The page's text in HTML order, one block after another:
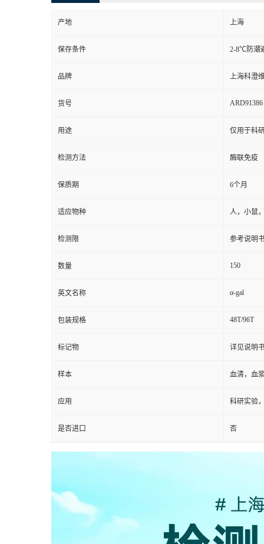
产地 上海
保存条件 2-8℃防潮
品牌 上海科澄
货号 ARD91386
用途 仅用于科
检测方法 酶联免疫
保质期 6个月
适应物种 人，小鼠
检测限 参考说明
数量 150
英文名称 α-gal
包装规格 48T/96T
标记物 详见说明
样本 血清，血
应用 科研实验
是否进口 否